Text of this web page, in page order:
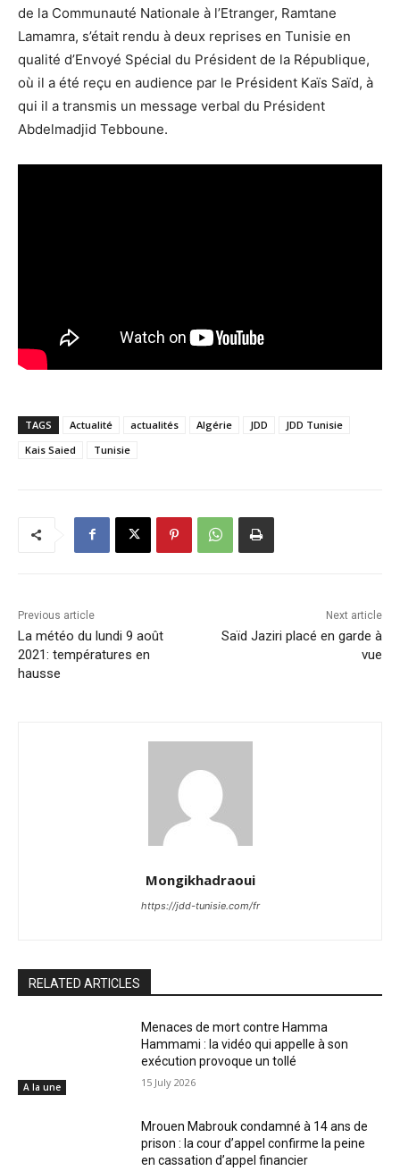
de la Communauté Nationale à l’Etranger, Ramtane
Lamamra, s’était rendu à deux reprises en Tunisie en
qualité d’Envoyé Spécial du Président de la République,
où il a été reçu en audience par le Président Kaïs Saïd, à
qui il a transmis un message verbal du Président
Abdelmadjid Tebboune.
TAGS Actualité actualités Algérie JDD
JDD Tunisie
Kais Saied
Tunisie
Previous article
La météo du lundi 9 août
2021: températures en
hausse
Next article
Saïd Jaziri placé en garde à
vue
Mongikhadraoui
https://jdd-tunisie.com/fr
RELATED ARTICLES
A la une
Menaces de mort contre Hamma
Hammami : la vidéo qui appelle à son
exécution provoque un tollé
15 July 2026
Mrouen Mabrouk condamné à 14 ans de
prison : la cour d’appel confirme la peine
en cassation d’appel financier